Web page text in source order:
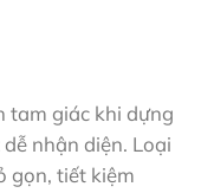
tam giác khi dựng
nhận diện. Loại
gọn, tiết kiệm